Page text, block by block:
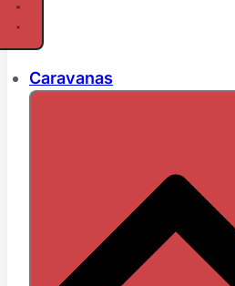
Caravanas